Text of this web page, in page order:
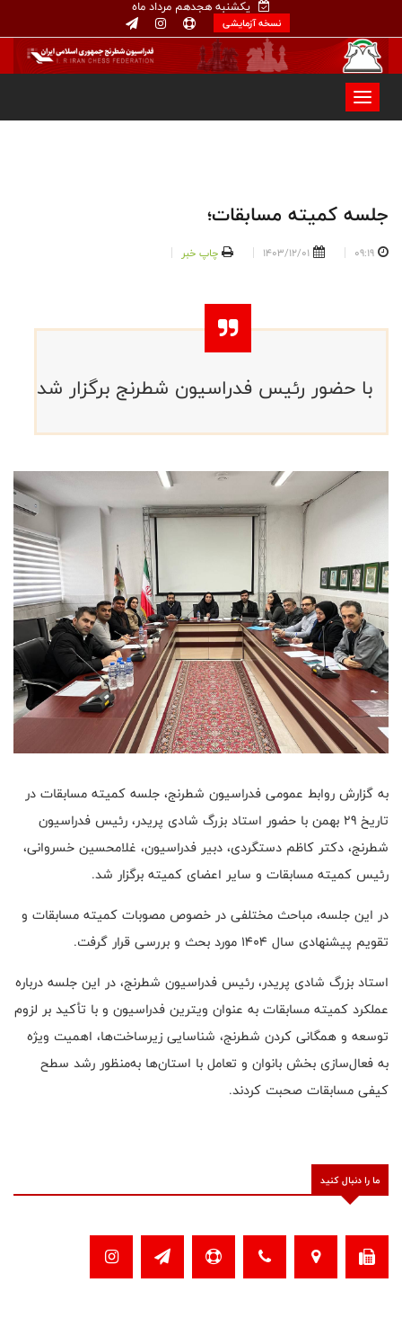
یکشنبه هجدهم مرداد ماه
نسخه آزمایشی
جلسه کمیته مسابقات؛
09:19
1403/12/01 چاپ خبر
با حضور رئیس فدراسیون شطرنج برگزار شد
به گزارش روابط عمومی فدراسیون شطرنج، جلسه کمیته مسابقات در
تاریخ 29 بهمن با حضور استاد بزرگ شادی پریدر، رئیس فدراسیون
شطرنج، دکتر کاظم دستگردی، دبیر فدراسیون، غلامحسین خسروانی،
رئیس کمیته مسابقات و سایر اعضای کمیته برگزار شد.
در این جلسه، مباحث مختلفی در خصوص مصوبات کمیته مسابقات و
تقویم پیشنهادی سال 1404 مورد بحث و بررسی قرار گرفت.
استاد بزرگ شادی پریدر، رئیس فدراسیون شطرنج، در این جلسه درباره
عملکرد کمیته مسابقات به عنوان ویترین فدراسیون و با تأکید بر لزوم
توسعه و همگانی کردن شطرنج، شناسایی زیرساخت‌ها، اهمیت ویژه
به فعال‌سازی بخش بانوان و تعامل با استان‌ها به‌منظور رشد سطح
کیفی مسابقات صحبت کردند.
ما را دنبال کنید